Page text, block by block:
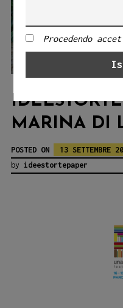
MARINA DI
POSTED ON
13 SETTEMBRE
by ideestortepaper
Procedendo